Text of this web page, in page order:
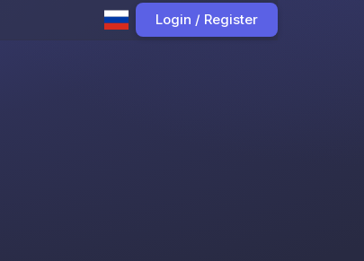
Login / Register